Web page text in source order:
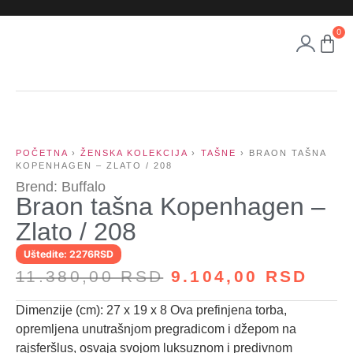
0
POČETNA ›ŽENSKA KOLEKCIJA › TAŠNE › BRAON TAŠNA
KOPENHAGEN – ZLATO / 208
Brend: Buffalo
Braon tašna Kopenhagen –
Zlato / 208
Uštedite: 2276RSD
11.380,00RSD 9.104,00 RSD
Dimenzije (cm): 27 x 19 x 8 Ova prefinjena torba,
opremljena unutrašnjom pregradicom i džepom na
rajsferšlus, osvaja svojom luksuznom i predivnom